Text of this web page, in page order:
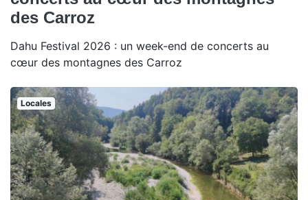
des Carroz
Dahu Festival 2026 : un week-end de concerts au
cœur des montagnes des Carroz
Locales